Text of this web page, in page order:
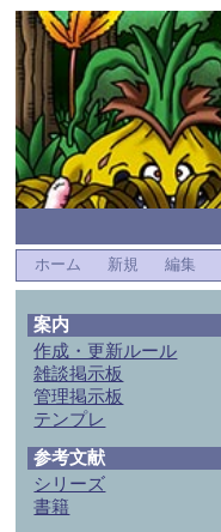
ホーム 新規 編集
案内
作成・更新ルール
雑談掲示板
管理掲示板
テンプレ
参考文献
シリーズ
書籍